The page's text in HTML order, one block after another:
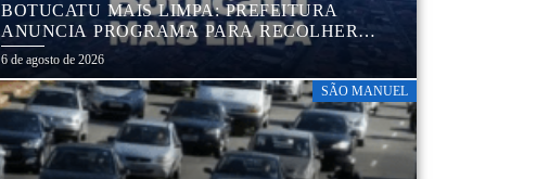
BOTUCATU MAIS LIMPA: PREFEITURA
ANUNCIA PROGRAMA PARA RECOLHER
MÓVEIS, PNEUS, COLCHÕES E OUTROS
MATERIAIS SEM USO
6 de agosto de 2026
SÃO MANUEL